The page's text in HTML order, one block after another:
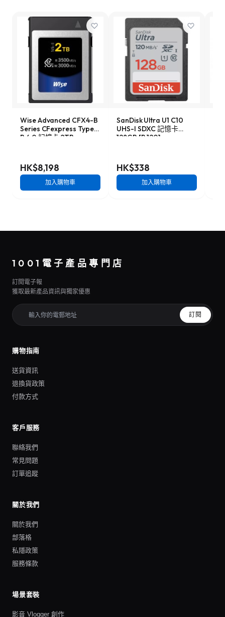
Wise Advanced CFX4-B
Series CFexpress Type-
B 4.0 記憶卡 2TB
HK$8,198
加入購物車
SanDisk Ultra U1 C10
UHS-I SDXC 記憶卡
128GB [R:120]
HK$338
加入購物車
1001電子產品專門店
訂閱電子報
獲取最新產品資訊與獨家優惠
訂閱
購物指南
送貨資訊
退換貨政策
付款方式
客戶服務
聯絡我們
常見問題
訂單追蹤
關於我們
關於我們
部落格
私隱政策
服務條款
場景套裝
影音 Vlogger 創作